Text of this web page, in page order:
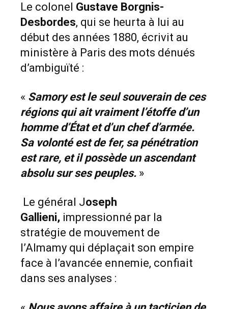
Le colonel Gustave Borgnis-
Desbordes, qui se heurta à lui au
début des années 1880, écrivit au
ministère à Paris des mots dénués
d’ambiguïté :
« Samory est le seul souverain de ces
régions qui ait vraiment l’étoffe d’un
homme d’État et d’un chef d’armée.
Sa volonté est de fer, sa pénétration
est rare, et il possède un ascendant
absolu sur ses peuples. »
Le général Joseph
Gallieni, impressionné par la
stratégie de mouvement de
l’Almamy qui déplaçait son empire
face à l’avancée ennemie, confiait
dans ses analyses :